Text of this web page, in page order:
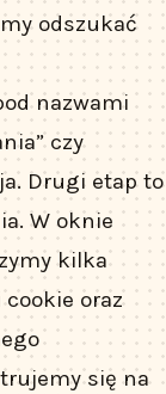
odszukać
nazwami
czy
Drugi etap to
W oknie
kilka
oraz
się na